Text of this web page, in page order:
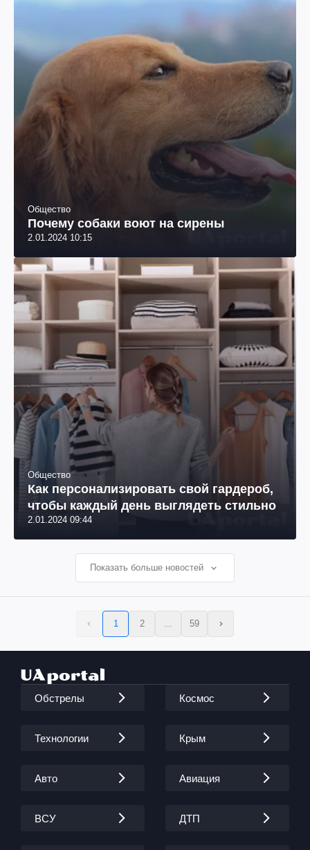
Общество
Почему собаки воют на сирены
2.01.2024 10:15
Общество
Как персонализировать свой гардероб,
чтобы каждый день выглядеть стильно
2.01.2024 09:44
Показать больше новостей
1 2 59
Обстрелы Космос
Технологии Крым
Авто Авиация
ВСУ ДТП